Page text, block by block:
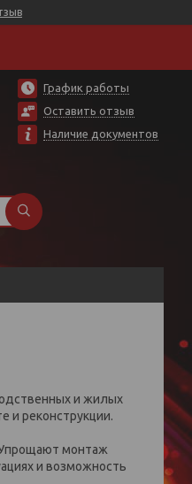
График работы
Оставить отзыв
Наличие документов
и жилых
и реконструкции.
Упрощают монтаж
и возможность